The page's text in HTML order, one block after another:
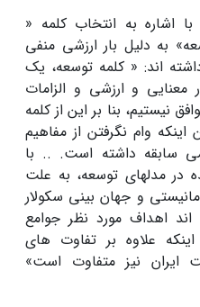
اشاره به انتخاب کلمه «
به دلیل بار ارزشی منفی
اند: « کلمه توسعه، یک
معنایی و ارزشی و الزامات
نیستیم، بنا بر این از کلمه
وام نگرفتن از مفاهیم
سابقه داشته است. .. با
در مدلهای توسعه، به علت
و جهان بینی سکولار
اهداف مورد نظر جوامع
علاوه بر تفاوت های
ایران نیز متفاوت است»